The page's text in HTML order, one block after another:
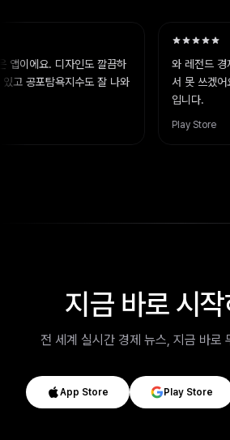
이에요. 디자인도 깔끔하
공포탐욕지수도 잘 나와
와 레전드 경
서 못 쓰겠어
입니다.
Play Store
지금 바로 시
전 세계 실시간 경제 뉴스, 지금 바로
App Store Play Store